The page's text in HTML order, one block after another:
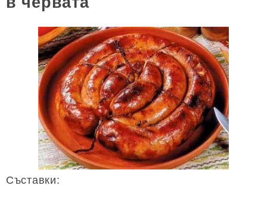
Съставки: